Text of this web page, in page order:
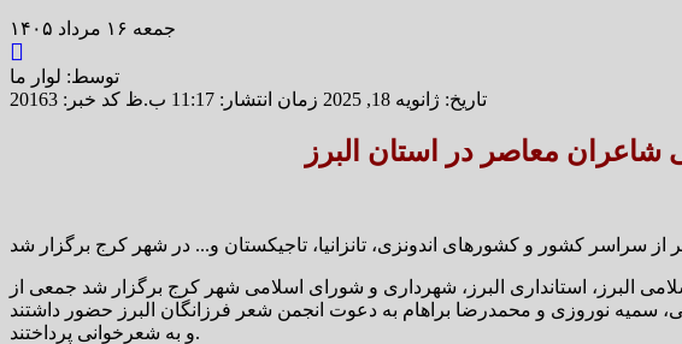
جمعه ۱۶ مرداد ۱۴۰۵
توسط: لوار ما
تاریخ: ژانویه 18, 2025 زمان انتشار: 11:17 ب.ظ
کد خبر: 20163
معاصر در استان البرز
البرز، استانداری البرز، شهرداری و شورای اسلامی شهر کرج برگزار شد جمعی از
سمیه نوروزی و محمدرضا براهام به دعوت انجمن شعر فرزانگان البرز حضور داشتند
و به شعرخوانی پرداختند.